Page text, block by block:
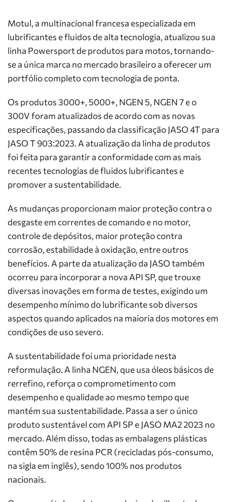
Motul, a multinacional francesa especializada em
lubrificantes e fluidos de alta tecnologia, atualizou sua
linha Powersport de produtos para motos, tornando-
se a única marca no mercado brasileiro a oferecer um
portfólio completo com tecnologia de ponta.
Os produtos 3000+, 5000+, NGEN 5, NGEN 7 e o
300V foram atualizados de acordo com as novas
especificações, passando da classificação JASO 4T para
JASO T 903:2023. A atualização da linha de produtos
foi feita para garantir a conformidade com as mais
recentes tecnologias de fluidos lubrificantes e
promover a sustentabilidade.
As mudanças proporcionam maior proteção contra o
desgaste em correntes de comando e no motor,
controle de depósitos, maior proteção contra
corrosão, estabilidade à oxidação, entre outros
benefícios. A parte da atualização da JASO também
ocorreu para incorporar a nova API SP, que trouxe
diversas inovações em forma de testes, exigindo um
desempenho mínimo do lubrificante sob diversos
aspectos quando aplicados na maioria dos motores em
condições de uso severo.
A sustentabilidade foi uma prioridade nesta
reformulação. A linha NGEN, que usa óleos básicos de
rerrefino, reforça o comprometimento com
desempenho e qualidade ao mesmo tempo que
mantém sua sustentabilidade. Passa a ser o único
produto sustentável com API SP e JASO MA2 2023 no
mercado. Além disso, todas as embalagens plásticas
contêm 50% de resina PCR (recicladas pós-consumo,
na sigla em inglês), sendo 100% nos produtos
nacionais.